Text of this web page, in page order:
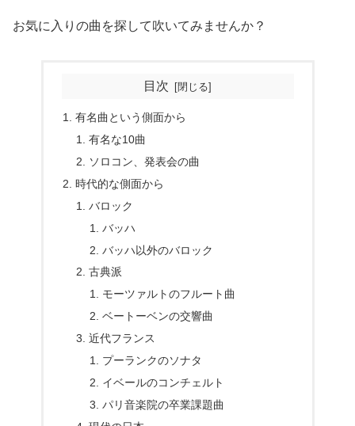
お気に入りの曲を探して吹いてみませんか？
目次
有名曲という側面から
有名な10曲
ソロコン、発表会の曲
時代的な側面から
バロック
バッハ
バッハ以外のバロック
古典派
モーツァルトのフルート曲
ベートーベンの交響曲
近代フランス
プーランクのソナタ
イベールのコンチェルト
パリ音楽院の卒業課題曲